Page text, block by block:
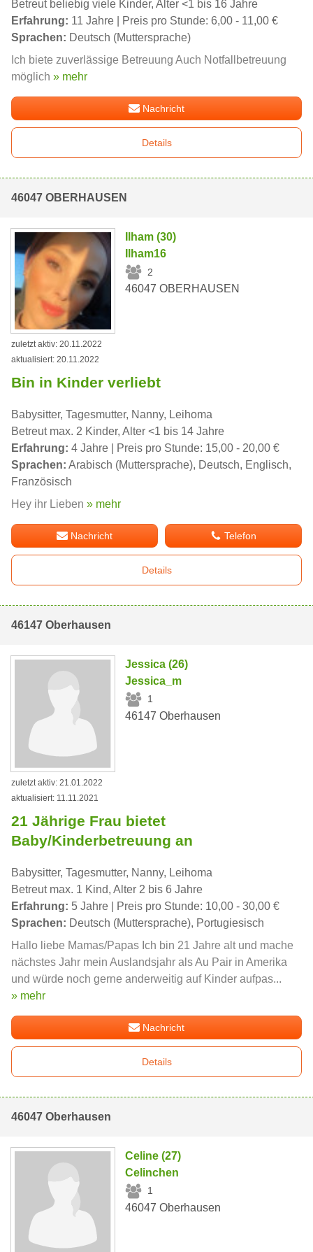
Betreut beliebig viele Kinder, Alter <1 bis 16 Jahre
Erfahrung: 11 Jahre | Preis pro Stunde: 6,00 - 11,00 €
Sprachen: Deutsch (Muttersprache)
Ich biete zuverlässige Betreuung Auch Notfallbetreuung
möglich » mehr
Nachricht
Details
46047 OBERHAUSEN
Ilham (30)
Ilham16
2
46047 OBERHAUSEN
zuletzt aktiv: 20.11.2022
aktualisiert: 20.11.2022
Bin in Kinder verliebt
Babysitter, Tagesmutter, Nanny, Leihoma
Betreut max. 2 Kinder, Alter <1 bis 14 Jahre
Erfahrung: 4 Jahre | Preis pro Stunde: 15,00 - 20,00 €
Sprachen: Arabisch (Muttersprache), Deutsch, Englisch,
Französisch
Hey ihr Lieben » mehr
Nachricht Telefon
Details
46147 Oberhausen
Jessica (26)
Jessica_m
1
46147 Oberhausen
zuletzt aktiv: 21.01.2022
aktualisiert: 11.11.2021
21 Jährige Frau bietet
Baby/Kinderbetreuung an
Babysitter, Tagesmutter, Nanny, Leihoma
Betreut max. 1 Kind, Alter 2 bis 6 Jahre
Erfahrung: 5 Jahre | Preis pro Stunde: 10,00 - 30,00 €
Sprachen: Deutsch (Muttersprache), Portugiesisch
Hallo liebe Mamas/Papas Ich bin 21 Jahre alt und mache
nächstes Jahr mein Auslandsjahr als Au Pair in Amerika
und würde noch gerne anderweitig auf Kinder aufpas...
» mehr
Nachricht
Details
46047 Oberhausen
Celine (27)
Celinchen
1
46047 Oberhausen